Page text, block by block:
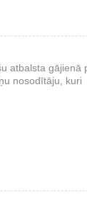
atbalsta gājienā
nosodītāju, kuri